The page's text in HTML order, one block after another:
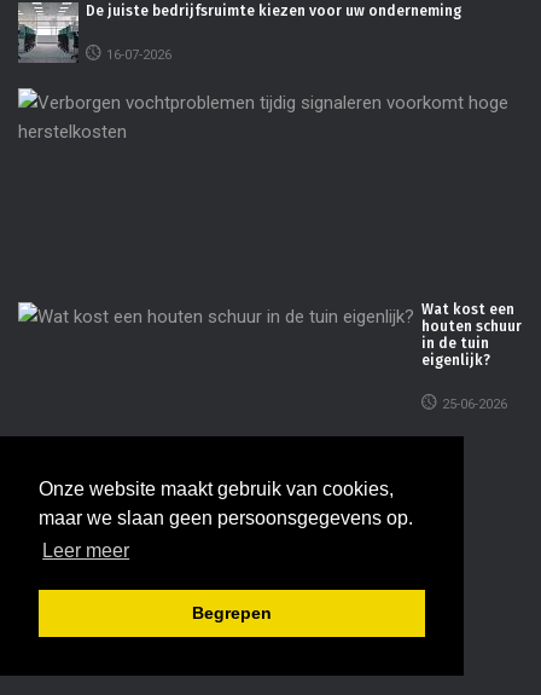
Onze website maakt gebruik van cookies,
maar we slaan geen persoonsgegevens op.
Leer meer
Begrepen
De juiste bedrijfsruimte kiezen voor uw onderneming
16-07-2026
Wat kost een
houten schuur
in de tuin
eigenlijk?
25-06-2026
INFORMATIE
Adverteren